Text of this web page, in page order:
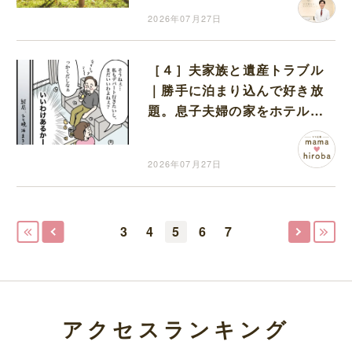
2026年07月27日
［４］夫家族と遺産トラブル
｜勝手に泊まり込んで好き放
題。息子夫婦の家をホテル扱
2026年07月27日
3 4 5 6 7
アクセスランキング